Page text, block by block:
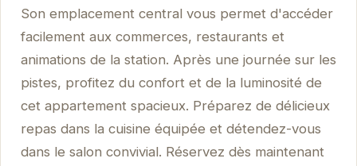
Son emplacement central vous permet d'accéder
facilement aux commerces, restaurants et
animations de la station. Après une journée sur les
pistes, profitez du confort et de la luminosité de
cet appartement spacieux. Préparez de délicieux
repas dans la cuisine équipée et détendez-vous
dans le salon convivial. Réservez dès maintenant